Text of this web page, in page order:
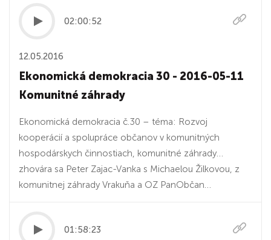
02:00:52
12.05.2016
Ekonomická demokracia 30 - 2016-05-11
Komunitné záhrady
Ekonomická demokracia č.30 – téma: Rozvoj
kooperácií a spolupráce občanov v komunitných
hospodárskych činnostiach, komunitné záhrady…
zhovára sa Peter Zajac-Vanka s Michaelou Žilkovou, z
komunitnej záhrady Vrakuňa a OZ PanObčan…
01:58:23